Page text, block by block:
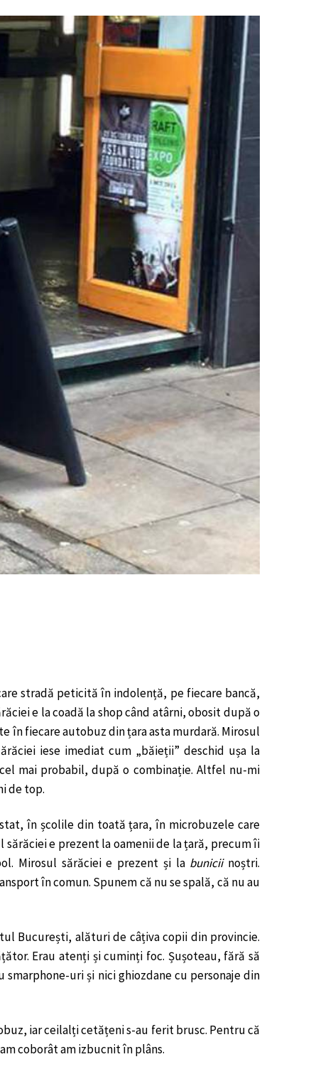
stradă peticită în indolență, pe fiecare bancă,
e la coadă la shop când atârni, obosit după o
în fiecare autobuz din țara asta murdară. Mirosul
iese imediat cum „băieții” deschid ușa la
mai probabil, după o combinație. Altfel nu-mi
de top.
în școlile din toată țara, în microbuzele care
e prezent la oamenii de la țară, precum îi
Mirosul sărăciei e prezent și la buniciinoștri.
în comun. Spunem că nu se spală, că nu au
București, alături de câțiva copii din provincie.
Erau atenți și cuminți foc. Șușoteau, fără să
uri și nici ghiozdane cu personaje din
iar ceilalți cetățeni s-au ferit brusc. Pentru că
coborât am izbucnit în plâns.